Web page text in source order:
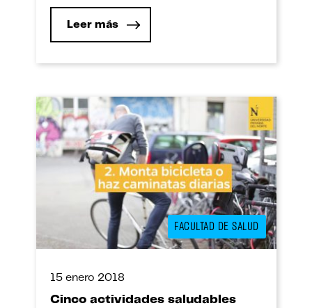
que hacer un buen trabajo es todo lo que
están equivocados. Tienes que hacer
Leer más
FACULTAD DE SALUD
15 enero 2018
Cinco actividades saludables